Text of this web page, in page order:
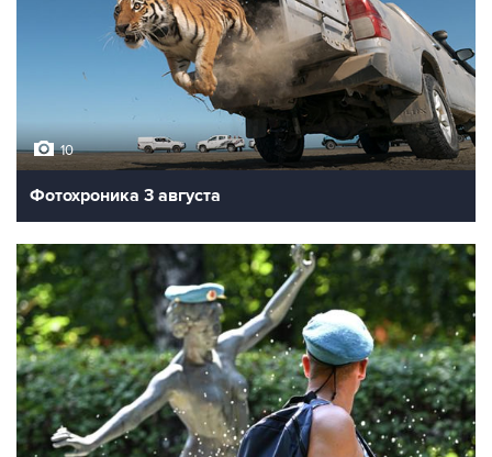
10
Фотохроника 3 августа